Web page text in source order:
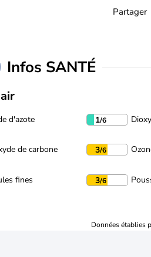
Partager
Infos SANTÉ
d'azote 1/6
de carbone 3/6
fines 3/6
Données établies